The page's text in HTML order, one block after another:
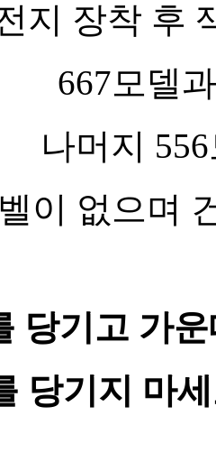
지 장착 후
667모델
나머지
이 없으며
당기고 가
당기지 마